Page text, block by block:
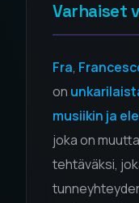
Varhaiset
Fra,
on
musiikin ja
joka on
tehtäväksi,